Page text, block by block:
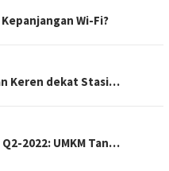
Wi-Fi?
Keren dekat Stasi…
Q2-2022: UMKM Tan…